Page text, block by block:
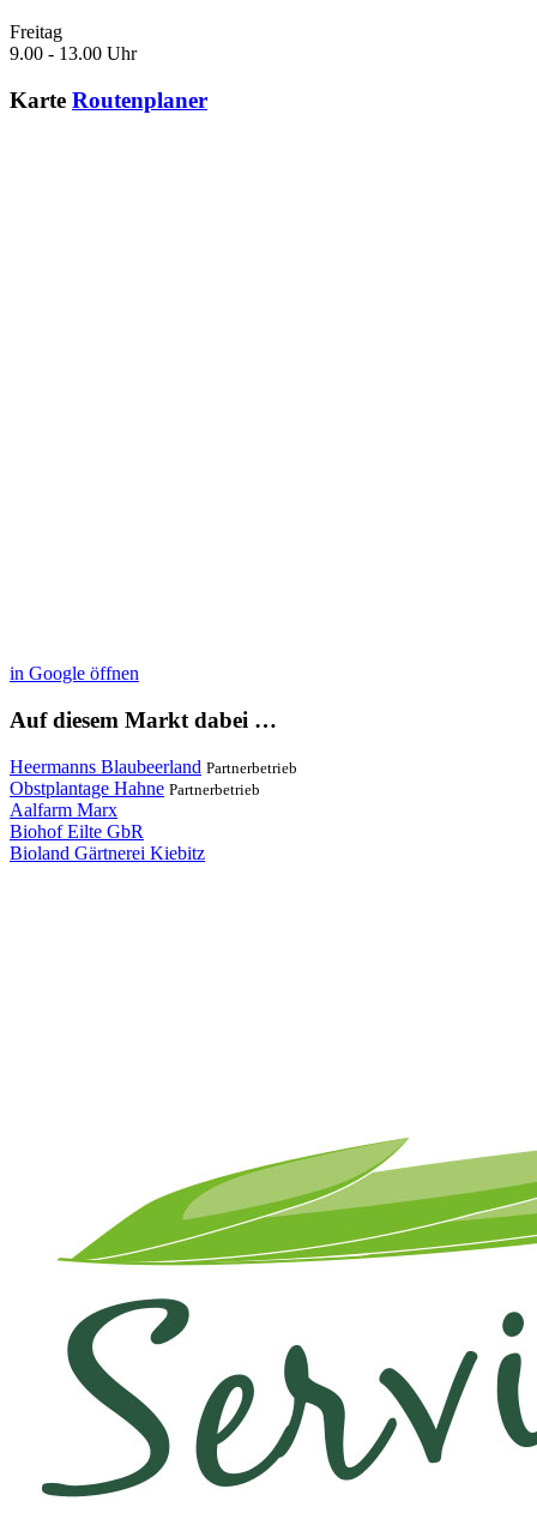
Freitag
9.00 - 13.00 Uhr
Karte Routenplaner
in Google öffnen
Auf diesem Markt dabei …
Heermanns Blaubeerland Partnerbetrieb
Obstplantage Hahne Partnerbetrieb
Aalfarm Marx
Biohof Eilte GbR
Bioland Gärtnerei Kiebitz